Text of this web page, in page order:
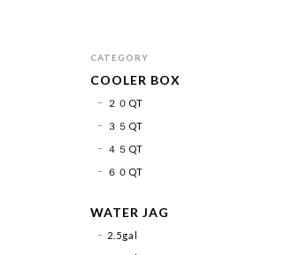
CATEGORY
COOLER BOX
２０QT
３５QT
４５QT
６０QT
WATER JAG
2.5gal